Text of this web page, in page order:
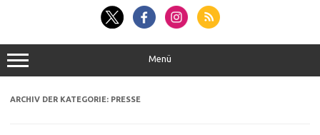
Menü
ARCHIV DER KATEGORIE: PRESSE